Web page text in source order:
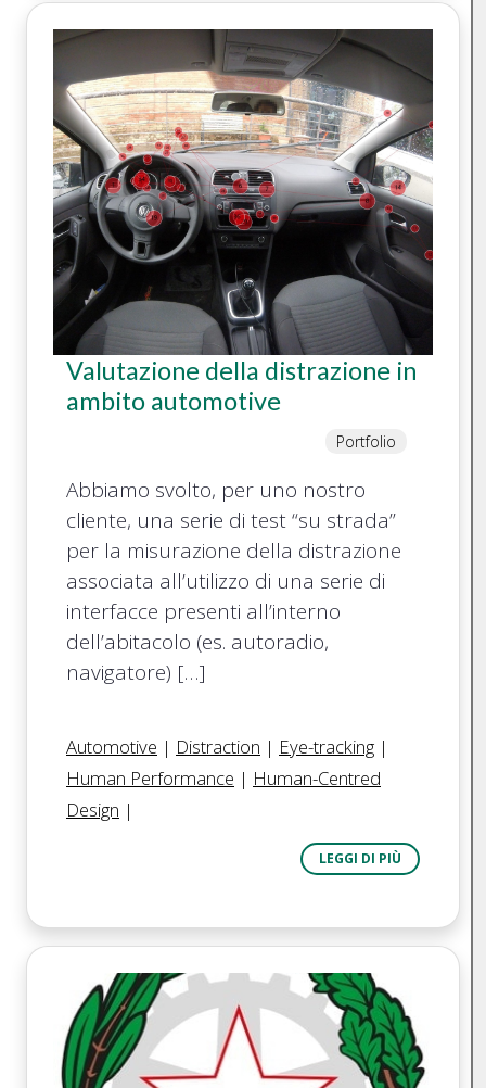
Valutazione della distrazione in
ambito automotive
Portfolio
Abbiamo svolto, per uno nostro
cliente, una serie di test “su strada”
per la misurazione della distrazione
associata all’utilizzo di una serie di
interfacce presenti all’interno
dell’abitacolo (es. autoradio,
navigatore) […]
Automotive | Distraction | Eye-tracking |
Human Performance | Human-Centred
Design |
LEGGI DI PIÙ